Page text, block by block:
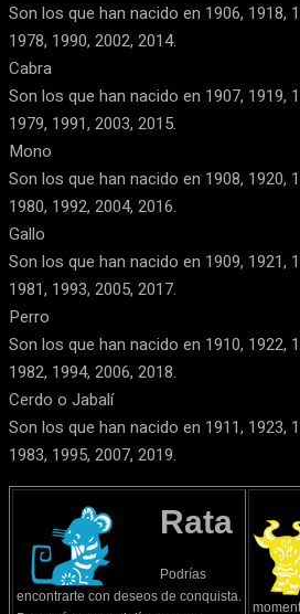
Son los que han nacido en 1906, 1918,
1978, 1990, 2002, 2014.
Cabra
Son los que han nacido en 1907, 1919,
1979, 1991, 2003, 2015.
Mono
Son los que han nacido en 1908, 1920,
1980, 1992, 2004, 2016.
Gallo
Son los que han nacido en 1909, 1921,
1981, 1993, 2005, 2017.
Perro
Son los que han nacido en 1910, 1922,
1982, 1994, 2006, 2018.
Cerdo o Jabalí
Son los que han nacido en 1911, 1923,
1983, 1995, 2007, 2019.
Rata
Podrías
encontrarte con deseos de conquista.